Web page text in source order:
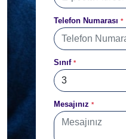
Telefon Numarası *
Sınıf *
Mesajınız *